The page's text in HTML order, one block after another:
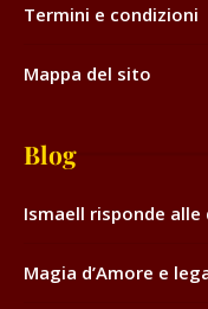
Termini e condizioni
Mappa del sito
Blog
Ismaell risponde
Magia d’Amore e